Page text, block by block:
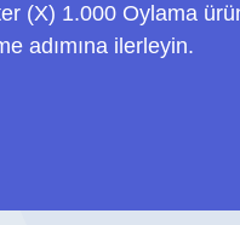
(X) 1.000 Oylama
adımına ilerleyin.